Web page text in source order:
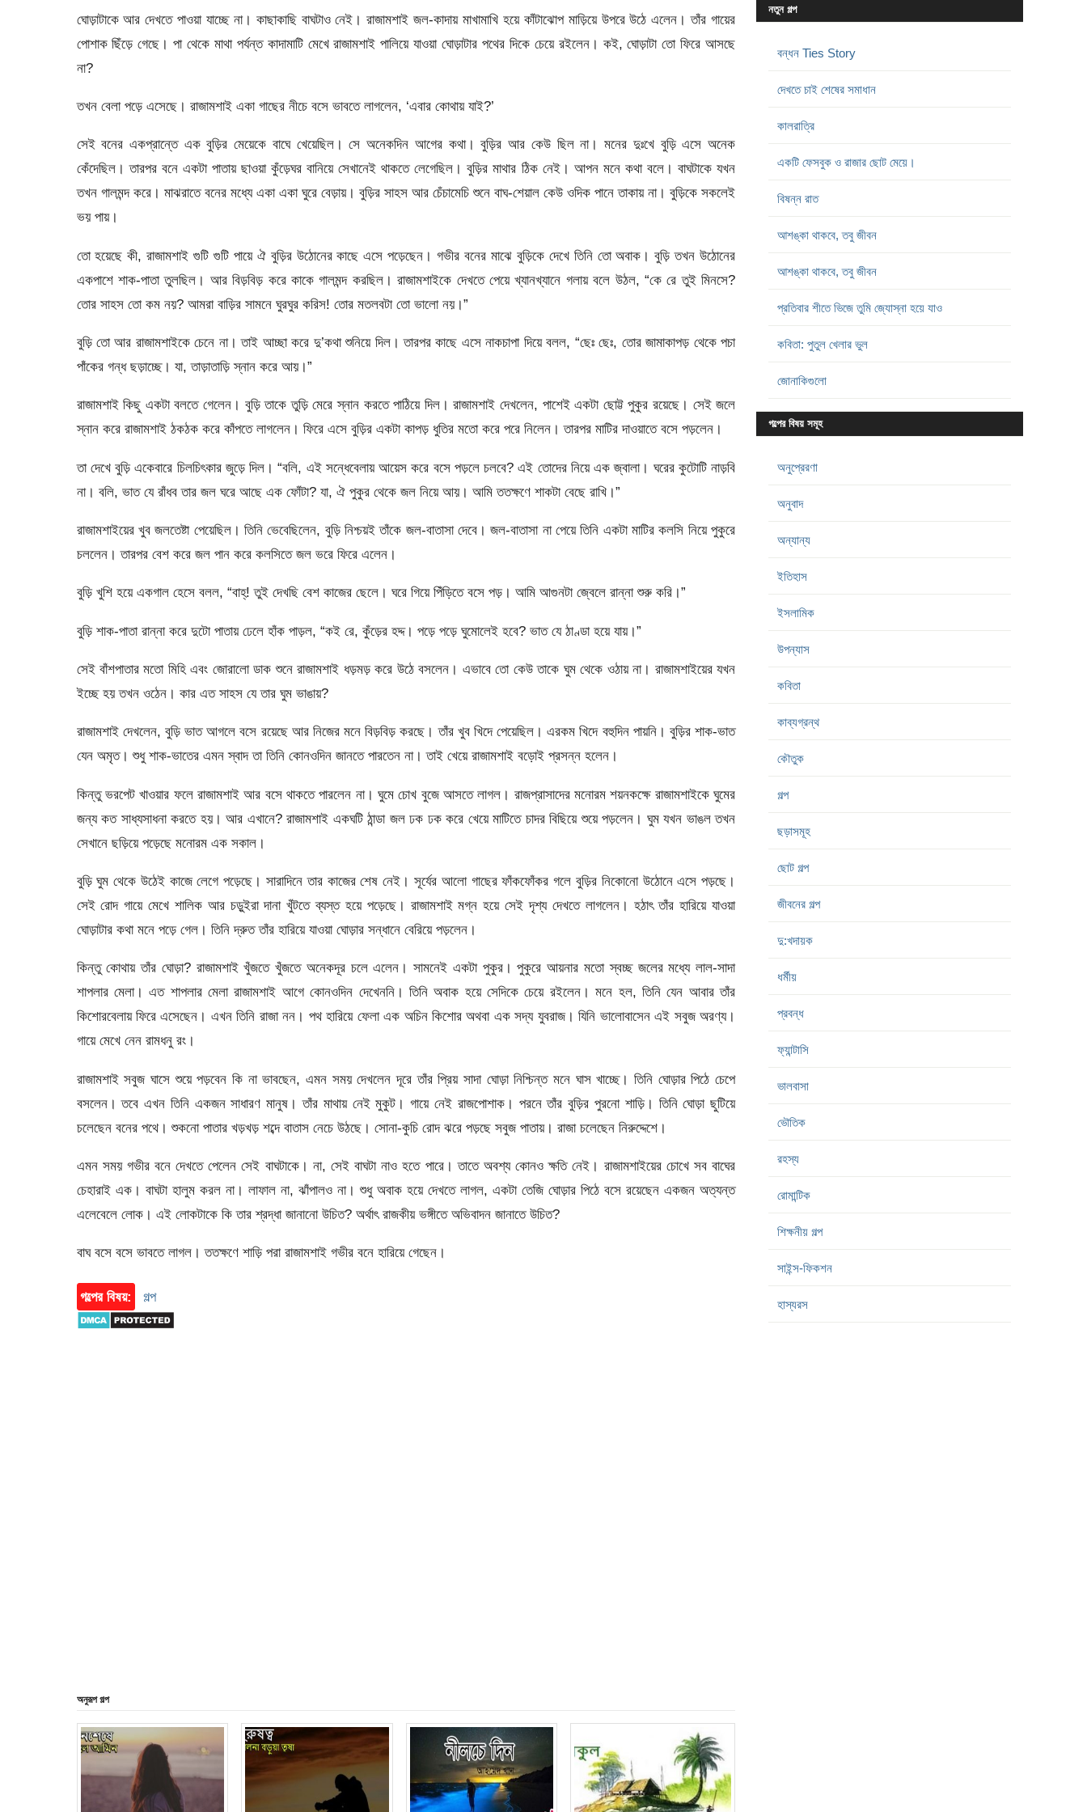
ঘোড়াটাকে আর দেখতে পাওয়া যাচ্ছে না। কাছাকাছি বাঘটাও নেই। রাজামশাই জল-কাদায় মাখামাখি হয়ে কাঁটাঝোপ মাড়িয়ে উপরে উঠে এলেন। তাঁর গায়ের
পোশাক ছিঁড়ে গেছে। পা থেকে মাথা পর্যন্ত কাদামাটি মেখে রাজামশাই পালিয়ে যাওয়া ঘোড়াটার পথের দিকে চেয়ে রইলেন। কই, ঘোড়াটা তো ফিরে আসছে
না?
তখন বেলা পড়ে এসেছে। রাজামশাই একা গাছের নীচে বসে ভাবতে লাগলেন, ‘এবার কোথায় যাই?’
সেই বনের একপ্রান্তে এক বুড়ির মেয়েকে বাঘে খেয়েছিল। সে অনেকদিন আগের কথা। বুড়ির আর কেউ ছিল না। মনের দুঃখে বুড়ি এসে অনেক
কেঁদেছিল। তারপর বনে একটা পাতায় ছাওয়া কুঁড়েঘর বানিয়ে সেখানেই থাকতে লেগেছিল। বুড়ির মাথার ঠিক নেই। আপন মনে কথা বলে। বাঘটাকে যখন
তখন গালমন্দ করে। মাঝরাতে বনের মধ্যে একা একা ঘুরে বেড়ায়। বুড়ির সাহস আর চেঁচামেচি শুনে বাঘ-শেয়াল কেউ ওদিক পানে তাকায় না। বুড়িকে সকলেই
ভয় পায়।
তো হয়েছে কী, রাজামশাই গুটি গুটি পায়ে ঐ বুড়ির উঠোনের কাছে এসে পড়েছেন। গভীর বনের মাঝে বুড়িকে দেখে তিনি তো অবাক। বুড়ি তখন উঠোনের
একপাশে শাক-পাতা তুলছিল। আর বিড়বিড় করে কাকে গালমন্দ করছিল। রাজামশাইকে দেখতে পেয়ে খ্যানখ্যানে গলায় বলে উঠল, “‍কে রে তুই মিনসে?
তোর সাহস তো কম নয়? আমরা বাড়ির সামনে ঘুরঘুর করিস! তোর মতলবটা তো ভালো নয়।”
বুড়ি তো আর রাজামশাইকে চেনে না। তাই আচ্ছা করে দু’কথা শুনিয়ে দিল। তারপর কাছে এসে নাকচাপা দিয়ে বলল, “‍ছেঃ ছেঃ, তোর জামাকাপড় থেকে পচা
পাঁকের গন্ধ ছড়াচ্ছে। যা, তাড়াতাড়ি স্নান করে আয়।”
রাজামশাই কিছু একটা বলতে গেলেন। বুড়ি তাকে তুড়ি মেরে স্নান করতে পাঠিয়ে দিল। রাজামশাই দেখলেন, পাশেই একটা ছোট্ট পুকুর রয়েছে। সেই জলে
স্নান করে রাজামশাই ঠকঠক করে কাঁপতে লাগলেন। ফিরে এসে বুড়ির একটা কাপড় ধুতির মতো করে পরে নিলেন। তারপর মাটির দাওয়াতে বসে পড়লেন।
তা দেখে বুড়ি একেবারে চিলচিৎকার জুড়ে দিল। “‍বলি, এই সন্ধেবেলায় আয়েস করে বসে পড়লে চলবে? এই তোদের নিয়ে এক জ্বালা। ঘরের কুটোটি নাড়বি
না। বলি, ভাত যে রাঁধব তার জল ঘরে আছে এক ফোঁটা? যা, ঐ পুকুর থেকে জল নিয়ে আয়। আমি ততক্ষণে শাকটা বেছে রাখি।”
রাজামশাইয়ের খুব জলতেষ্টা পেয়েছিল। তিনি ভেবেছিলেন, বুড়ি নিশ্চয়ই তাঁকে জল-বাতাসা দেবে। জল-বাতাসা না পেয়ে তিনি একটা মাটির কলসি নিয়ে পুকুরে
চললেন। তারপর বেশ করে জল পান করে কলসিতে জল ভরে ফিরে এলেন।
বুড়ি খুশি হয়ে একগাল হেসে বলল, “‍বাহ্‌! তুই দেখছি বেশ কাজের ছেলে। ঘরে গিয়ে পিঁড়িতে বসে পড়। আমি আগুনটা জ্বেলে রান্না শুরু করি।”
বুড়ি শাক-পাতা রান্না করে দুটো পাতায় ঢেলে হাঁক পাড়ল, “‍কই রে, কুঁড়ের হদ্দ। পড়ে পড়ে ঘুমোলেই হবে? ভাত যে ঠাণ্ডা হয়ে যায়।”
সেই বাঁশপাতার মতো মিহি এবং জোরালো ডাক শুনে রাজামশাই ধড়মড় করে উঠে বসলেন। এভাবে তো কেউ তাকে ঘুম থেকে ওঠায় না। রাজামশাইয়ের যখন
ইচ্ছে হয় তখন ওঠেন। কার এত সাহস যে তার ঘুম ভাঙায়?
রাজামশাই দেখলেন, বুড়ি ভাত আগলে বসে রয়েছে আর নিজের মনে বিড়বিড় করছে। তাঁর খুব খিদে পেয়েছিল। এরকম খিদে বহুদিন পায়নি। বুড়ির শাক-ভাত
যেন অমৃত। শুধু শাক-ভাতের এমন স্বাদ তা তিনি কোনওদিন জানতে পারতেন না। তাই খেয়ে রাজামশাই বড়োই প্রসন্ন হলেন।
কিন্তু ভরপেট খাওয়ার ফলে রাজামশাই আর বসে থাকতে পারলেন না। ঘুমে চোখ বুজে আসতে লাগল। রাজপ্রাসাদের মনোরম শয়নকক্ষে রাজামশাইকে ঘুমের
জন্য কত সাধ্যসাধনা করতে হয়। আর এখানে? রাজামশাই একঘটি ঠান্ডা জল ঢক ঢক করে খেয়ে মাটিতে চাদর বিছিয়ে শুয়ে পড়লেন। ঘুম যখন ভাঙল তখন
সেখানে ছড়িয়ে পড়েছে মনোরম এক সকাল।
বুড়ি ঘুম থেকে উঠেই কাজে লেগে পড়েছে। সারাদিনে তার কাজের শেষ নেই। সূর্যের আলো গাছের ফাঁকফোঁকর গলে বুড়ির নিকোনো উঠোনে এসে পড়ছে।
সেই রোদ গায়ে মেখে শালিক আর চড়ুইরা দানা খুঁটতে ব্যস্ত হয়ে পড়েছে। রাজামশাই মগ্ন হয়ে সেই দৃশ্য দেখতে লাগলেন। হঠা‌ৎ তাঁর হারিয়ে যাওয়া
ঘোড়াটার কথা মনে পড়ে গেল। তিনি দ্রুত তাঁর হারিয়ে যাওয়া ঘোড়ার সন্ধানে বেরিয়ে পড়লেন।
কিন্তু কোথায় তাঁর ঘোড়া? রাজামশাই খুঁজতে খুঁজতে অনেকদূর চলে এলেন। সামনেই একটা পুকুর। পুকুরে আয়নার মতো স্বচ্ছ জলের মধ্যে লাল-সাদা
শাপলার মেলা। এত শাপলার মেলা রাজামশাই আগে কোনওদিন দেখেননি। তিনি অবাক হয়ে সেদিকে চেয়ে রইলেন। মনে হল, তিনি যেন আবার তাঁর
কিশোরবেলায় ফিরে এসেছেন। এখন তিনি রাজা নন। পথ হারিয়ে ফেলা এক অচিন কিশোর অথবা এক সদ্য যুবরাজ। যিনি ভালোবাসেন এই সবুজ অরণ্য।
গায়ে মেখে নেন রামধনু রং।
রাজামশাই সবুজ ঘাসে শুয়ে পড়বেন কি না ভাবছেন, এমন সময় দেখলেন দূরে তাঁর প্রিয় সাদা ঘোড়া নিশ্চিন্ত মনে ঘাস খাচ্ছে। তিনি ঘোড়ার পিঠে চেপে
বসলেন। তবে এখন তিনি একজন সাধারণ মানুষ। তাঁর মাথায় নেই মুকুট। গায়ে নেই রাজপোশাক। পরনে তাঁর বুড়ির পুরনো শাড়ি। তিনি ঘোড়া ছুটিয়ে
চলেছেন বনের পথে। শুকনো পাতার খড়খড় শব্দে বাতাস নেচে উঠছে। সোনা-কুচি রোদ ঝরে পড়ছে সবুজ পাতায়। রাজা চলেছেন নিরুদ্দেশে।
এমন সময় গভীর বনে দেখতে পেলেন সেই বাঘটাকে। না, সেই বাঘটা নাও হতে পারে। তাতে অবশ্য কোনও ক্ষতি নেই। রাজামশাইয়ের চোখে সব বাঘের
চেহারাই এক। বাঘটা হালুম করল না। লাফাল না, ঝাঁপালও না। শুধু অবাক হয়ে দেখতে লাগল, একটা তেজি ঘোড়ার পিঠে বসে রয়েছেন একজন অত্যন্ত
এলেবেলে লোক। এই লোকটাকে কি তার শ্রদ্ধা জানানো উচিত? অর্থাৎ রাজকীয় ভঙ্গীতে অভিবাদন জানাতে উচিত?
বাঘ বসে বসে ভাবতে লাগল। ততক্ষণে শাড়ি পরা রাজামশাই গভীর বনে হারিয়ে গেছেন।
গল্পের বিষয়: গল্প
অনুরূপ গল্প
নতুন গল্প
বন্ধন Ties Story
দেখতে চাই শেষের সমাধান
কালরাত্রি
একটি ফেসবুক ও রাজার ছোট মেয়ে।
বিষন্ন রাত
আশঙ্কা থাকবে, তবু জীবন
আশঙ্কা থাকবে, তবু জীবন
প্রতিবার শীতে ভিজে তুমি জ্যোস্না হয়ে যাও
কবিতা: পুতুল খেলার ভুল
জোনাকিগুলো
গল্পের বিষয় সমূহ
অনুপ্রেরণা
অনুবাদ
অন্যান্য
ইতিহাস
ইসলামিক
উপন্যাস
কবিতা
কাব্যগ্রন্থ
কৌতুক
গল্প
ছড়াসমূহ
ছোট গল্প
জীবনের গল্প
দু:খদায়ক
ধর্মীয়
প্রবন্ধ
ফ্যান্টাসি
ভালবাসা
ভৌতিক
রহস্য
রোমান্টিক
শিক্ষনীয় গল্প
সাইন্স-ফিকশন
হাস্যরস